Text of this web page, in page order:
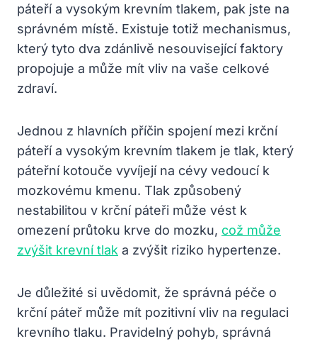
páteří a vysokým krevním tlakem, pak jste na
správném místě. Existuje totiž mechanismus,
který tyto dva zdánlivě nesouvisející faktory
propojuje a může mít vliv na vaše celkové
zdraví.
Jednou z hlavních příčin spojení mezi krční
páteří a vysokým krevním tlakem je tlak, který
páteřní kotouče vyvíjejí na cévy vedoucí k
mozkovému kmenu. Tlak způsobený
nestabilitou v krční páteři může vést k
omezení průtoku krve do mozku, což může
zvýšit krevní tlak a zvýšit riziko hypertenze.
Je důležité si uvědomit, že správná péče o
krční páteř může mít pozitivní vliv na regulaci
krevního tlaku. Pravidelný pohyb, správná